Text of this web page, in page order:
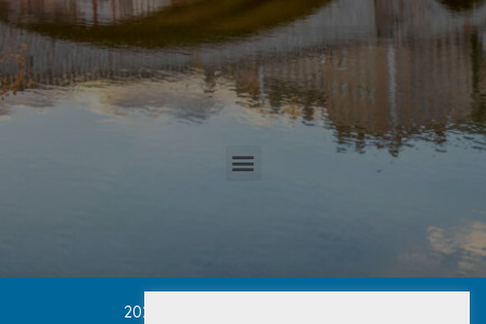
2025 Cabinet PETRUCCI CONVERT